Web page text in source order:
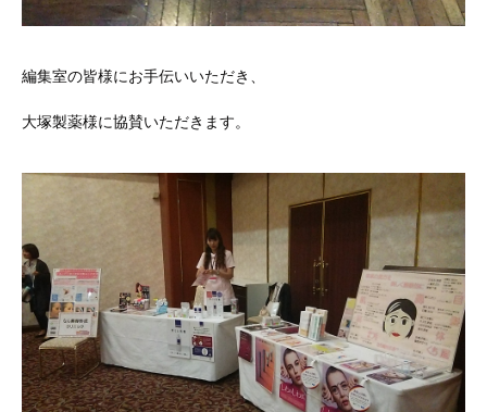
編集室の皆様にお手伝いいただき、
大塚製薬様に協賛いただきます。